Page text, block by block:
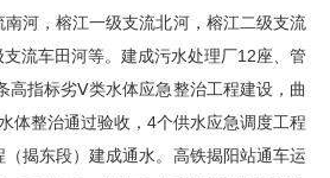
河，榕江一级支流北河，榕江二级支流
流车田河等。建成污水处理厂12座、管
高指标劣Ⅴ类水体应急整治工程建设，曲
体整治通过验收，4个供水应急调度工程
揭东段）建成通水。高铁揭阳站通车运